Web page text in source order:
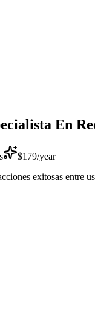
En
$179/year
exitosas entre